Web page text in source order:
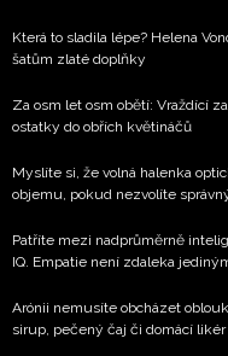
Která to sladila lépe? Helena
šatům zlaté doplňky
Za osm let osm obětí: Vraždící
ostatky do obřích květináčů
Myslíte si, že volná halenka
objemu, pokud nezvolíte
Patříte mezi nadprůměrně
IQ. Empatie není zdaleka
Arónii nemusíte obcházet
sirup, pečený čaj či domácí likér